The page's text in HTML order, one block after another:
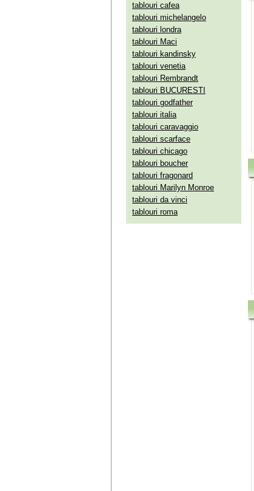
tablouri cafea
tablouri michelangelo
tablouri londra
tablouri Maci
tablouri kandinsky
tablouri venetia
tablouri Rembrandt
tablouri BUCURESTI
tablouri godfather
tablouri italia
tablouri caravaggio
tablouri scarface
tablouri chicago
tablouri boucher
tablouri fragonard
tablouri Marilyn Monroe
tablouri da vinci
tablouri roma